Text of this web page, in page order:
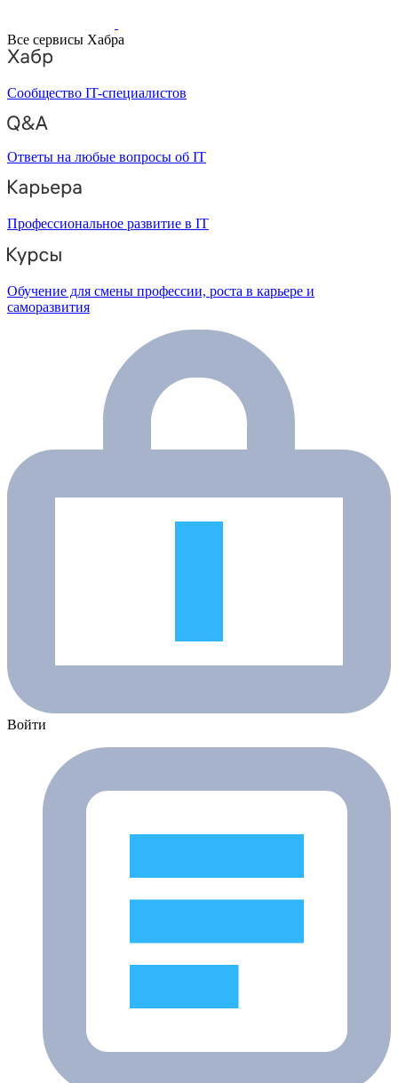
Все сервисы Хабра
Сообщество IT-специалистов
Ответы на любые вопросы об IT
Профессиональное развитие в IT
Обучение для смены профессии, роста в карьере и
саморазвития
Войти